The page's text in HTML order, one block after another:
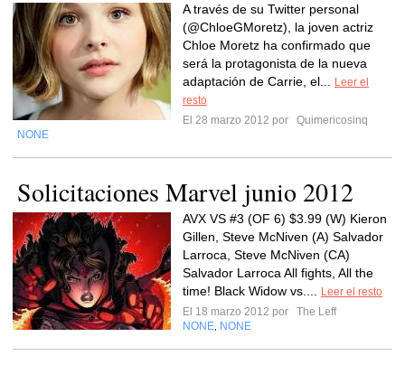
A través de su Twitter personal
(@ChloeGMoretz), la joven actriz
Chloe Moretz ha confirmado que
será la protagonista de la nueva
adaptación de Carrie, el...
Leer el
resto
El 28 marzo 2012 por
Quimericosinq
NONE
Solicitaciones Marvel junio 2012
AVX VS #3 (OF 6) $3.99 (W) Kieron
Gillen, Steve McNiven (A) Salvador
Larroca, Steve McNiven (CA)
Salvador Larroca All fights, All the
time! Black Widow vs....
Leer el resto
El 18 marzo 2012 por
The Leff
NONE NONE